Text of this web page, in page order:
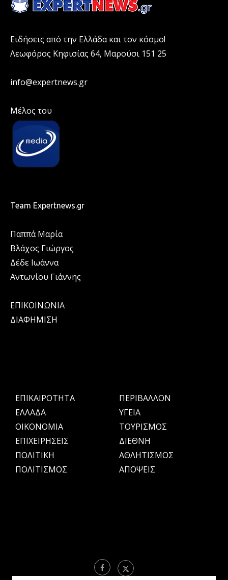
Ειδήσεις από την Ελλάδα και τον κόσμο!
Λεωφόρος Κηφισίας 64, Μαρούσι 151 25
info@expertnews.gr
Μέλος του
Team Expertnews.gr
Παππά Μαρία
Βλάχος Γιώργος
Δέδε Ιωάννα
Αντωνίου Γιάννης
ΕΠΙΚΟΙΝΩΝΙΑ
ΔΙΑΦΗΜΙΣΗ
ΕΠΙΚΑΙΡΟΤΗΤΑ
ΕΛΛΑΔΑ
OIKONOMIA
ΕΠΙΧΕΙΡΗΣΕΙΣ
ΠΟΛΙΤΙΚΗ
ΠΟΛΙΤΙΣΜΟΣ
ΠΕΡΙΒΑΛΛΟΝ
ΥΓΕΙΑ
ΤΟΥΡΙΣΜΟΣ
ΔΙΕΘΝΗ
ΑΘΛΗΤΙΣΜΟΣ
ΑΠΟΨΕΙΣ